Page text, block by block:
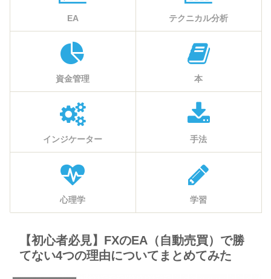
EA テクニカル分析
資金管理 本
インジケーター 手法
心理学 学習
【初心者必見】FXのEA（自動売買）で勝
てない4つの理由についてまとめてみた